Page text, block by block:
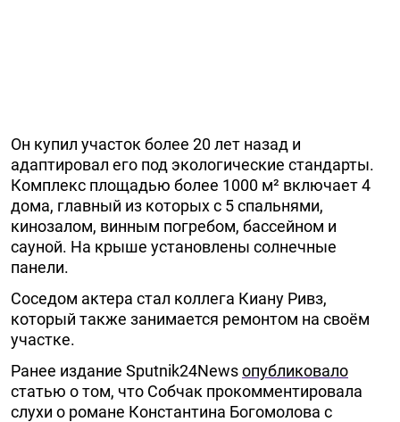
Он купил участок более 20 лет назад и
адаптировал его под экологические стандарты.
Комплекс площадью более 1000 м² включает 4
дома, главный из которых с 5 спальнями,
кинозалом, винным погребом, бассейном и
сауной. На крыше установлены солнечные
панели.
Соседом актера стал коллега Киану Ривз,
который также занимается ремонтом на своём
участке.
Ранее издание Sputnik24Newsопубликовало
статью о том, что Собчак прокомментировала
слухи о романе Константина Богомолова с